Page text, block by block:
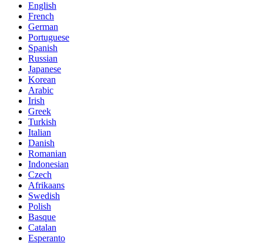
English
French
German
Portuguese
Spanish
Russian
Japanese
Korean
Arabic
Irish
Greek
Turkish
Italian
Danish
Romanian
Indonesian
Czech
Afrikaans
Swedish
Polish
Basque
Catalan
Esperanto